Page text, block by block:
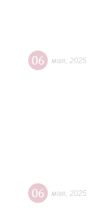
06 мая 2025
06 мая 2025